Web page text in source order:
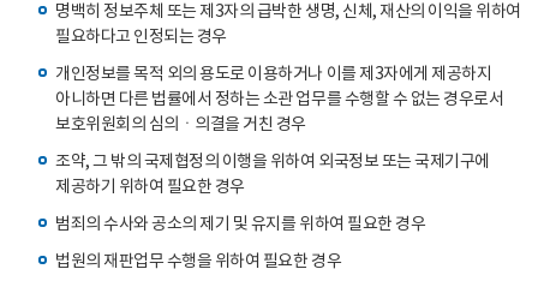
명백히 정보주체 또는 제3자의 급박한 생명, 신체, 재산의 이익을 위하여
필요하다고 인정되는 경우
개인정보를 목적 외의 용도로 이용하거나 이를 제3자에게 제공하지
아니하면 다른 법률에서 정하는 소관 업무를 수행할 수 없는 경우로서
보호위원회의 심의ㆍ의결을 거친 경우
조약, 그 밖의 국제협정의 이행을 위하여 외국정보 또는 국제기구에
제공하기 위하여 필요한 경우
범죄의 수사와 공소의 제기 및 유지를 위하여 필요한 경우
법원의 재판업무 수행을 위하여 필요한 경우